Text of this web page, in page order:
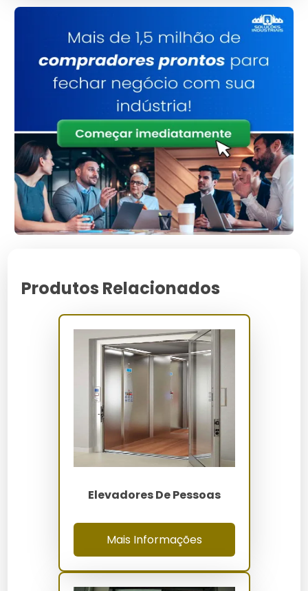
Sistema de Segurança Avançado:Protege contra
Eficiência Energética:Reduz o consumo de energia
Operação Silenciosa:Minimiza ruídos durante o uso.
Design Moderno:Integra-se com a estética do
Controle Inteligente:Otimiza o fluxo de passageiros.
Manutenção Simplificada:Facilita o acesso a
componentes principais.
Para Quem é Indicado
Os elevadores novos são indicados para proprietários
de edifícios comerciais, gestores de condomínios
residenciais e indústrias que buscam modernizar suas
Como Funciona / Como Usar
Aguarde a chegada do elevador e entre com
Selecione o andar de destino no painel interno.
Ao chegar, aguarde a abertura das portas para
Quanto Custa Elevadores Novos
a R$ 150.000, dependendo das especificações e
material e tecnologia influenciam diretamente no
Onde Comprar
Produtos Relacionados
Elevadores De Pessoas
Mais Informações